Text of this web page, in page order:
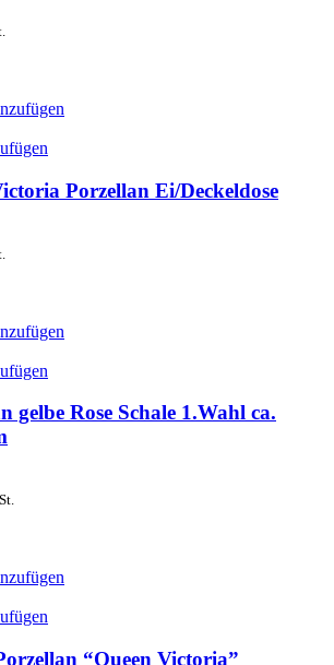
Porzellan Ei/Deckeldose
gelbe Rose Schale 1.Wahl ca.
“Queen Victoria”